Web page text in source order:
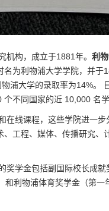
构，成立于1881年。 利
名为利物浦大学学院，并于
浦大学的录取率为14%。
不同国家的近 10,000 名学
线课程，这些学院进一步
工程、媒体、传播研究、
奖学金包括副国际校长成
利物浦体育奖学金（第一